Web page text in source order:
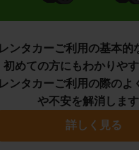
レンタカーご利用の基本的
初めての方にもわかりやす
レンタカーご利用の際のよ
や不安を解消します
詳しく見る